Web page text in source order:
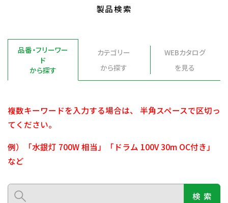
製品検索
品番・フリーワー
ド
から探す
カテゴリー
から探す
WEBカタログ
を見る
複数キーワードを入力する場合は、 半角スペースで区切っ
てください。
例）「水銀灯 700W 相当」「ドラム 100V 30m OC付き」
など
検 索